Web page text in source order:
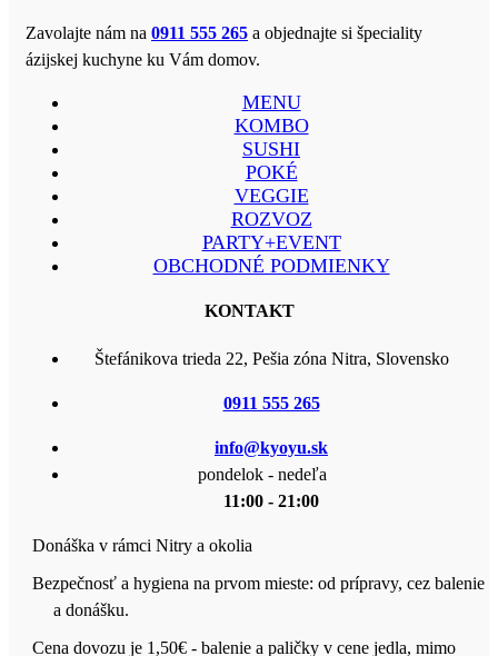
Zavolajte nám na 0911 555 265 a objednajte si špeciality
ázijskej kuchyne ku Vám domov.
MENU
KOMBO
SUSHI
POKÉ
VEGGIE
ROZVOZ
PARTY+EVENT
OBCHODNÉ PODMIENKY
KONTAKT
Štefánikova trieda 22, Pešia zóna Nitra, Slovensko
0911 555 265
info@kyoyu.sk
pondelok - nedeľa
11:00 - 21:00
Donáška v rámci Nitry a okolia
Bezpečnosť a hygiena na prvom mieste: od prípravy, cez balenie
a donášku.
Cena dovozu je 1,50€ - balenie a paličky v cene jedla, mimo